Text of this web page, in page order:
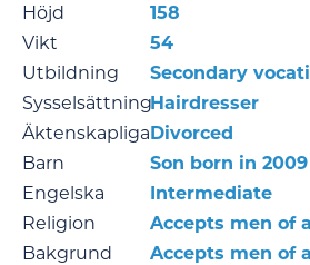
Höjd
158
Vikt
54
Utbildning
Secondary
SysselsättningHairdresser
ÄktenskapligaDivorced
Barn
Son born in 2009
Engelska
Intermediate
Religion
Accepts men of
Bakgrund
Accepts men of